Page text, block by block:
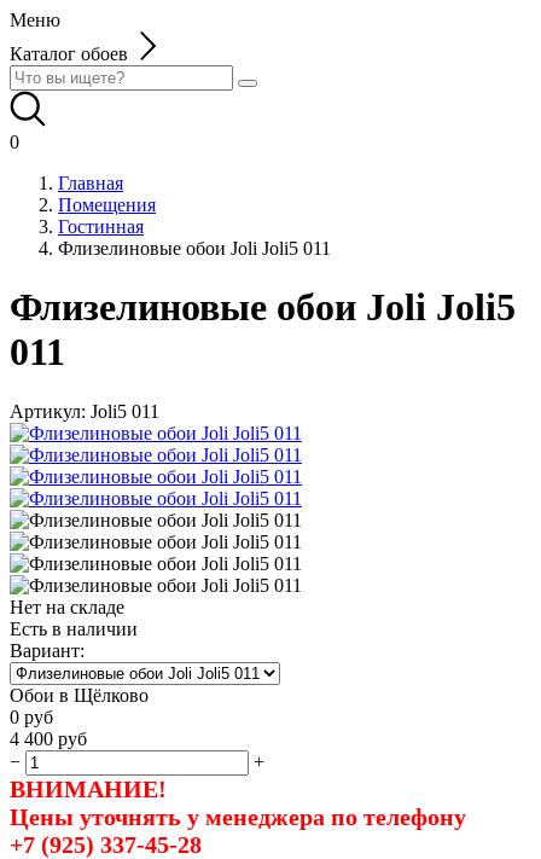
Меню
Каталог обоев
0
Главная
Помещения
Гостинная
Флизелиновые обои Joli Joli5 011
Флизелиновые обои Joli Joli5
011
Артикул: Joli5 011
Нет на складе
Есть в наличии
Вариант:
Обои в Щёлково
0 руб
4 400 руб
−
+
ВНИМАНИЕ!
Цены уточнять у менеджера по телефону
+7 (925) 337-45-28